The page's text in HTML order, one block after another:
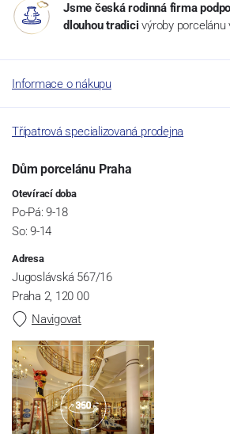
Jsme česká rodinná firma
dlouhou tradici výroby porcelánu
Informace o nákupu
Třípatrová specializovaná prodejna
Dům porcelánu Praha
Otevírací doba
Po-Pá: 9-18
So: 9-14
Adresa
Jugoslávská 567/16
Praha 2, 120 00
Navigovat